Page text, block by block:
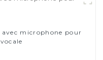
microphone pour